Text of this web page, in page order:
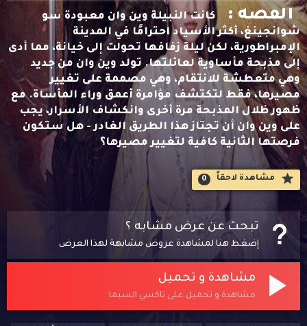
القصه :
كانت النبيلة وين وان معبودة سو
شوانجينغ، أكثر الأسياد احترامًا في المدينة
الإمبراطورية، لكن ليلة زفافها تحولت إلى خيانة، مما أدى
إلى مذبحة مأساوية لعائلتها. تولد وين وان من جديد
وهي متعطشة للانتقام، وهي مصممة على تغيير
مصيرها، فقط لتكتشف مؤامرة أعمق وراء المأساة. مع
ظهور ظلال المذبحة مرة أخرى وانكشاف الأسرار، يجب
على وين وان أن تجتاز هذا الطريق الغادر - هل ستكون
فرصتها الثانية كافية لتغيير مصيرها؟
مشاهدة لاحقاََ 0
تبحث عن عرض مشابه ؟
إضغط هنا لمشاهدة عروض مشابهة لهذا العرض
مشاهدة و تحميل
مشاهدة و تحميل على تاكسي السيما